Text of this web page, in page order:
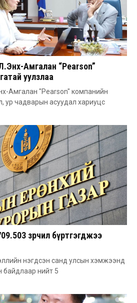
Амгалан “Pearson”
уулзлаа
Амгалан "Pearson" компанийн
ур чадварын асуудал хариуцс
зөрчил бүртгэгджээ
нэгдсэн санд улсын хэмжээнд
байдлаар нийт 5